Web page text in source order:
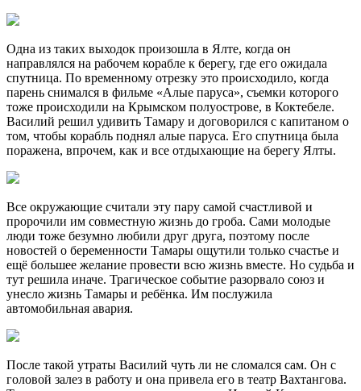
Одна из таких выходок произошла в Ялте, когда он
направлялся на рабочем корабле к берегу, где его ожидала
спутница. По временному отрезку это происходило, когда
парень снимался в фильме «Алые паруса», съемки которого
тоже происходили на Крымском полуострове, в Коктебеле.
Василий решил удивить Тамару и договорился с капитаном о
том, чтобы корабль поднял алые паруса. Его спутница была
поражена, впрочем, как и все отдыхающие на берегу Ялты.
Все окружающие считали эту пару самой счастливой и
пророчили им совместную жизнь до гроба. Сами молодые
люди тоже безумно любили друг друга, поэтому после
новостей о беременности Тамары ощутили только счастье и
ещё большее желание провести всю жизнь вместе. Но судьба и
тут решила иначе. Трагическое событие разорвало союз и
унесло жизнь Тамары и ребёнка. Им послужила
автомобильная авария.
После такой утраты Василий чуть ли не сломался сам. Он с
головой залез в работу и она привела его в театр Вахтангова.